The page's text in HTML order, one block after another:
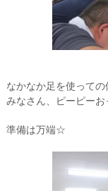
なかなか足を使って
みなさん、ピーピー
準備は万端☆